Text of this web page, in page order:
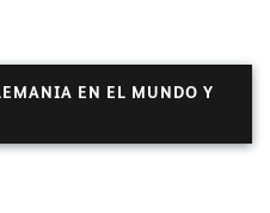
EN EL MUNDO Y